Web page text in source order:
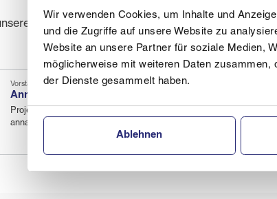
Wir verwenden Cookies, um Inhalte und
und die Zugriffe auf unsere Website zu
Website an unsere Partner für soziale Medien,
möglicherweise mit weiteren Daten
der Dienste gesammelt haben.
Ablehnen
Trainings, Camps und Veranstaltungen findet
Vorstand
Anna-Sophie Lasinger
Projektleiterin Alpin-Nachwuchs